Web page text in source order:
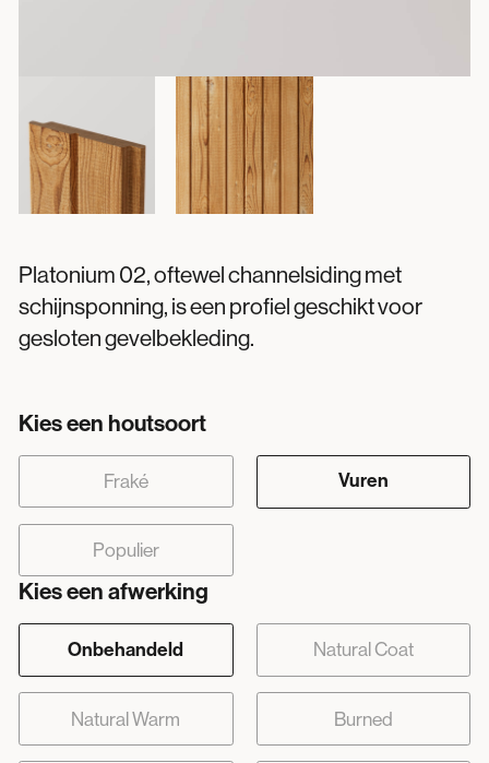
Platonium 02, oftewel channelsiding met
schijnsponning, is een profiel geschikt voor
gesloten gevelbekleding.
Kies een houtsoort
Fraké Vuren
Populier
Kies een afwerking
Onbehandeld Natural Coat
Natural Warm Burned